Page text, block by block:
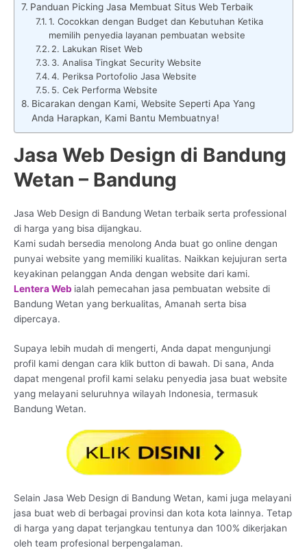
Panduan Picking Jasa Membuat Situs Web Terbaik
1. Cocokkan dengan Budget dan Kebutuhan Ketika
memilih penyedia layanan pembuatan website
2. Lakukan Riset Web
3. Analisa Tingkat Security Website
4. Periksa Portofolio Jasa Website
5. Cek Performa Website
Bicarakan dengan Kami, Website Seperti Apa Yang
Anda Harapkan, Kami Bantu Membuatnya!
Jasa Web Design di Bandung
Wetan – Bandung
Jasa Web Design di Bandung Wetan terbaik serta professional
di harga yang bisa dijangkau.
Kami sudah bersedia menolong Anda buat go online dengan
punyai website yang memiliki kualitas. Naikkan kejujuran serta
keyakinan pelanggan Anda dengan website dari kami.
Lentera Web ialah pemecahan jasa pembuatan website di
Bandung Wetan yang berkualitas, Amanah serta bisa
dipercaya.
Supaya lebih mudah di mengerti, Anda dapat mengunjungi
profil kami dengan cara klik button di bawah. Di sana, Anda
dapat mengenal profil kami selaku penyedia jasa buat website
yang melayani seluruhnya wilayah Indonesia, termasuk
Bandung Wetan.
Selain Jasa Web Design di Bandung Wetan, kami juga melayani
jasa buat web di berbagai provinsi dan kota kota lainnya. Tetap
di harga yang dapat terjangkau tentunya dan 100% dikerjakan
oleh team profesional berpengalaman.